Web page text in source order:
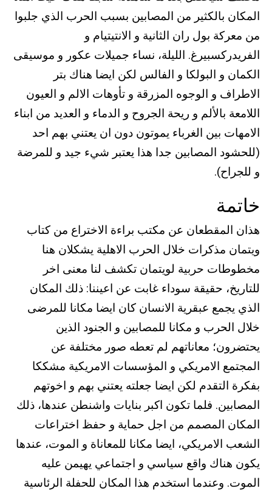
المكان بالكثير من المصابين بسبب الحرب الذي جلبوا
من معركة بول ران الثانية و الانتيتيام و
الفريدركسبيرغ. الليلة، نساء جميلات عكور و موسيقى
الكمان و البولكا و الفالس لكن ايضا هناك بتر
الاطراف و الوجوه المزرقة و تأوهات الالم و العيون
اللامعة بالألم و ريحة الجروح و الدماء و العديد من ابناء
الامهات بين الغرباء يموتون دون ان يعتني بهم احد
(للحشود المصابين جدا هذا يعتبر شيء جيد و للمرضة
و للجراح).
خاتمة
هذان المقطعان عن مكتب براءة الاختراع من كتاب
ويتمان مذكرات خلال الحرب الاهلية يشكلان هنا
مخطوطات حربية لويتمان تكشف لنا معنى اخر
للتاريخ، حقيقة سوداء غابت عن اعيننا: ذلك المكان
الذي يجمع عبقرية الانسان كان ايضا مكانا للمرضى
خلال الحرب و مكانا للمصابين و الجنود الذين
يحتضرون؛ معاناتهم لم تعطه صور مختلفة عن
المجتمع الامريكي و المؤسسات الامريكية مشككا
بفكرة التقدم لكن ايضا جعلته يعتني بهم و اخوتهم
المصابين. فلما تكون اكبر بنايات واشنطن عندها، ذلك
المكان المصمم من اجل حماية و حفظ اختراعات
الشعب الامريكي، ايضا مكانا للمعاناة و الموت، عندها
يكون هناك واقع سياسي و اجتماعي يهيمن عليه
الموت. وعندما استخدم هذا المكان للحفلة الرئاسية